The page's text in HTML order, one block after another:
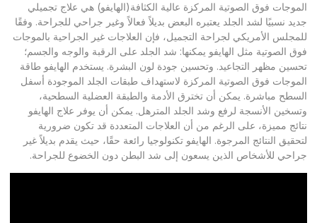
الموجات فوق الصوتية المركزة عالية الكثافة(الهايفو) هي علاج تجميلي
جديد نسبيًا لشد الجلد يعتبره البعض بديلاً فعالاً وغير جراحي للجراحة. وفقًا
للمجلس الأمريكي لجراحة التجميل، فإن العلاجات غير الجراحية بالموجات
فوق الصوتية مثل الهايفو يمكنها: شد الجلد على الرقبة والوجه والجسم؛
تحسين مظهر التجاعيد. وتحسين جودة لون البشرة. يستخدم الهايفو طاقة
الموجات فوق الصوتية المركزة لاستهداف طبقات الجلد الموجودة أسفل
السطح مباشرة. يمكن أن تخترق الأدمة والطبقة العضلية السطحية،
وتسخين الأنسجة لرفع وشد الجلد المترهل. يمكن أن يوفر علاج الهايفو
نتائج مميزة، على الرغم من أن العلاجات المتعددة قد تكون ضرورية
لتحقيق النتائج المرجوة. الهايفو تكنولوجيا رائعة حقًا، حيث يقدم بديلاً غير
جراحي للأشخاص الذين يسعون إلى شد البطن دون الخضوع للجراحة.